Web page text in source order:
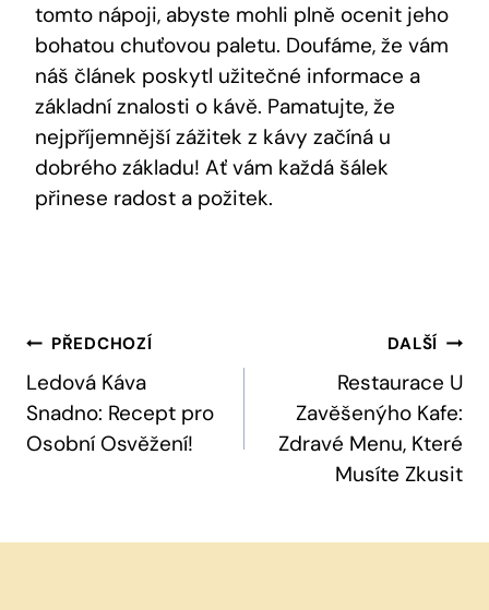
tomto nápoji, abyste mohli plně ocenit jeho
bohatou chuťovou paletu. Doufáme, že vám
náš článek poskytl užitečné informace a
základní znalosti o kávě. Pamatujte, že
nejpříjemnější zážitek z kávy začíná u
dobrého základu! Ať vám každá šálek
přinese radost a požitek.
Navigace
Pro
Příspěvek
PŘEDCHOZÍ
Ledová Káva
Snadno: Recept pro
Osobní Osvěžení!
DALŠÍ
Restaurace U
Zavěšenýho Kafe:
Zdravé Menu, Které
Musíte Zkusit